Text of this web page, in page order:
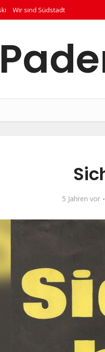
Wir sind Südstadt
5 Jahren vor